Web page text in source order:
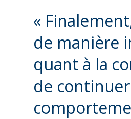
«
de manière
quant à la
de